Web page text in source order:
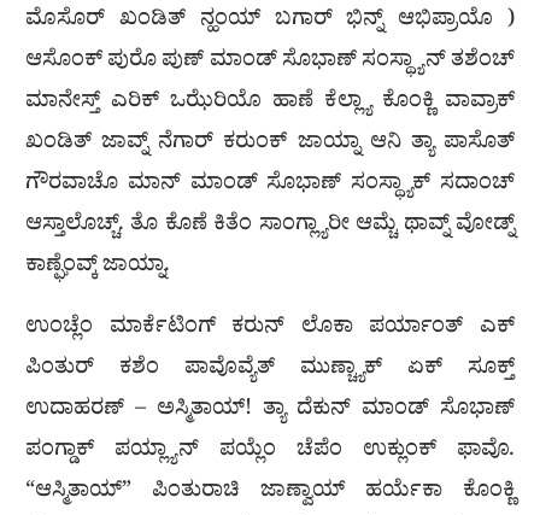
ಮೊಸೊರ್ ಖಂಡಿತ್ ನ್ಹಂಯ್ ಬಗಾರ್ ಭಿನ್ನ್ ಆಭಿಪ್ರಾಯೊ )
ಆಸೊಂಕ್ ಪುರೊ ಪುಣ್ ಮಾಂಡ್ ಸೊಭಾಣ್ ಸಂಸ್ಥ್ಯಾನ್ ತಶೆಂಚ್
ಮಾನೇಸ್ತ್ ಎರಿಕ್ ಒಝೆರಿಯೊ ಹಾಣೆ ಕೆಲ್ಲ್ಯಾ ಕೊಂಕ್ಣಿ ವಾವ್ರಾಕ್
ಖಂಡಿತ್ ಜಾವ್ನ್ ನೆಗಾರ್ ಕರುಂಕ್ ಜಾಯ್ನಾ ಆನಿ ತ್ಯಾ ಪಾಸೊತ್
ಗೌರವಾಚೊ ಮಾನ್ ಮಾಂಡ್ ಸೊಭಾಣ್ ಸಂಸ್ಥ್ಯಾಕ್ ಸದಾಂಚ್
ಆಸ್ತಾಲೊಚ್ಚ್. ತೊ ಕೊಣೆ ಕಿತೆಂ ಸಾಂಗ್ಲ್ಯಾರೀ ಆಮ್ಚೆ ಥಾವ್ನ್ ವೋಡ್ನ್
ಕಾಣ್ಘೆಂವ್ಕ್ ಜಾಯ್ನಾ.
ಉಂಚ್ಲೆಂ ಮಾರ್ಕೆಟಿಂಗ್ ಕರುನ್ ಲೊಕಾ ಪರ್ಯಾಂತ್ ಎಕ್
ಪಿಂತುರ್ ಕಶೆಂ ಪಾವೊವ್ಯೆತ್ ಮುಣ್ಚ್ಯಾಕ್ ಏಕ್ ಸೂಕ್ತ್
ಉದಾಹರಣ್ – ಅಸ್ಮಿತಾಯ್! ತ್ಯಾ ದೆಕುನ್ ಮಾಂಡ್ ಸೊಭಾಣ್
ಪಂಗ್ಡಾಕ್ ಪಯ್ಲ್ಯಾನ್ ಪಯ್ಲೆಂ ಚೆಪೆಂ ಉಕ್ಲುಂಕ್ ಫಾವೊ.
“ಆಸ್ಮಿತಾಯ್” ಪಿಂತುರಾಚಿ ಜಾಣ್ವಾಯ್ ಹರ್ಯೆಕಾ ಕೊಂಕ್ಣಿ